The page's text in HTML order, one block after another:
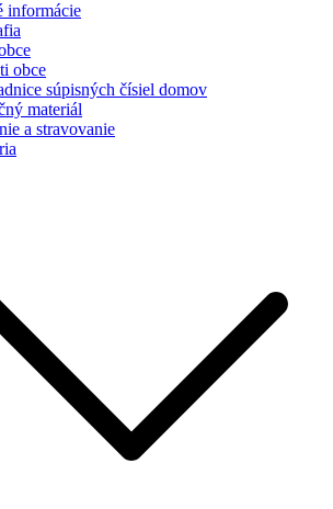
informácie
obce
súpisných čísiel domov
materiál
a stravovanie